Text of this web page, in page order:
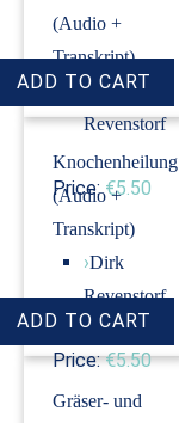
(Audio +
Transkript)
›Dirk
Revenstorf
Price: €5.50
Knochenheilung
(Audio +
Transkript)
›Dirk
Revenstorf
Price: €5.50
Gräser- und